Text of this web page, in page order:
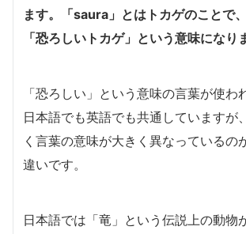
ます。「saura」とはトカゲのことで
「恐ろしいトカゲ」という意味になり
「恐ろしい」という意味の言葉が使わ
日本語でも英語でも共通していますが
く言葉の意味が大きく異なっているの
違いです。
日本語では「竜」という伝説上の動物